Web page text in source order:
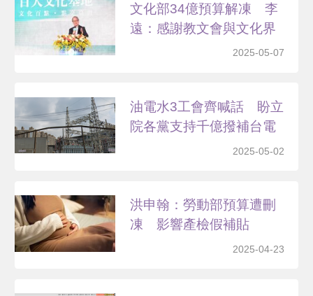
文化部34億預算解凍 李
遠：感謝教文會與文化界
2025-05-07
油電水3工會齊喊話 盼立
院各黨支持千億撥補台電
2025-05-02
洪申翰：勞動部預算遭刪
凍 影響產檢假補貼
2025-04-23